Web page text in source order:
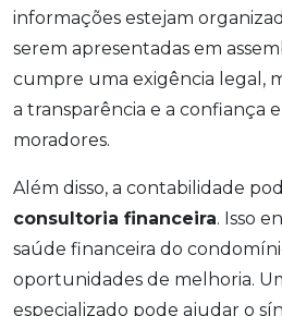
informações estejam
serem apresentadas em
cumpre uma exigência legal,
a transparência e a confiança
moradores.
Além disso, a contabilidade
consultoria financeira. Isso
saúde financeira do
oportunidades de melhoria.
especializado pode ajudar o